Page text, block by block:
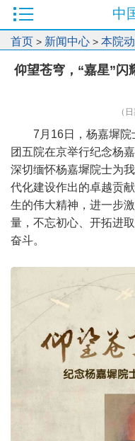
中
首页 > 新闻中心 > 本院
仰望苍穹，“嘉星”闪
（
7月16日，杨嘉墀
团五院在京举行纪念杨
深切缅怀杨嘉墀院士为
代化建设作出的卓越贡
生的伟大精神，进一步
量，不忘初心、开拓进
奋斗。